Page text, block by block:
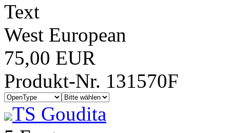
Text
West European
75,00 EUR
Produkt-Nr. 131570F
TS Goudita